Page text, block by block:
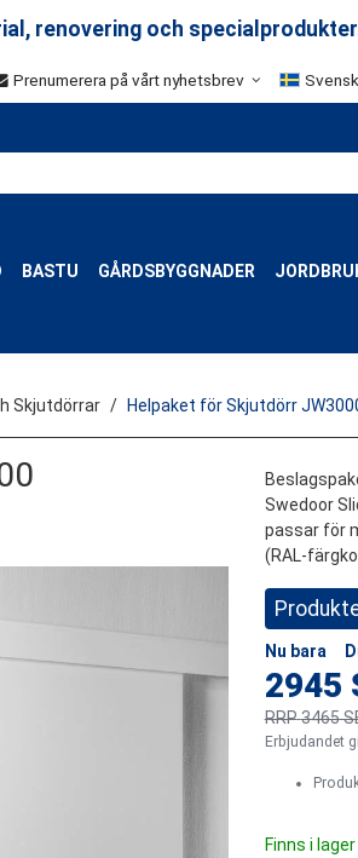
renovering och
Prenumerera på vårt nyhetsbrev
BASTU GÅRDSBYGGNADER
Skjutdörrar Helpaket för Skjutdörr
Swedoor
passar för
(RAL-
Nu bara
2945
RRP3465
Erbjudandet
Finns i